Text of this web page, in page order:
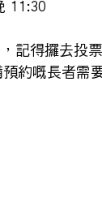
11:30
記得攞去投
約嘅長者需